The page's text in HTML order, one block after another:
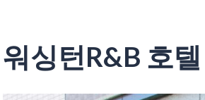
워싱턴R&B 호